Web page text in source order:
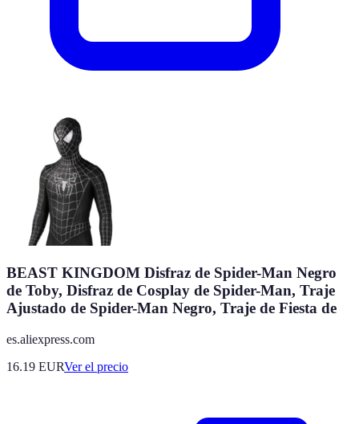
BEAST KINGDOM Disfraz de Spider-Man Negro
de Toby, Disfraz de Cosplay de Spider-Man, Traje
Ajustado de Spider-Man Negro, Traje de Fiesta de
es.aliexpress.com
16.19 EURVer el precio